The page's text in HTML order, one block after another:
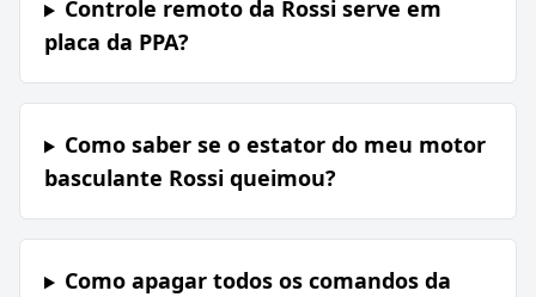
Controle remoto da Rossi serve em
placa da PPA?
Como saber se o estator do meu motor
basculante Rossi queimou?
Como apagar todos os comandos da